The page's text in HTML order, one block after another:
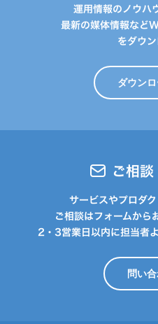
運用情報のノウハ
最新の媒体情報など
をダウン
ダウン
ご相
サービスやプロダ
ご相談はフォームから
2・3営業日以内に担当者
問い